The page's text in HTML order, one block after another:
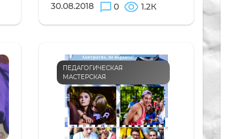
30.08.2018
0 1.2К
ПЕДАГОГИЧЕСКАЯ
МАСТЕРСКАЯ